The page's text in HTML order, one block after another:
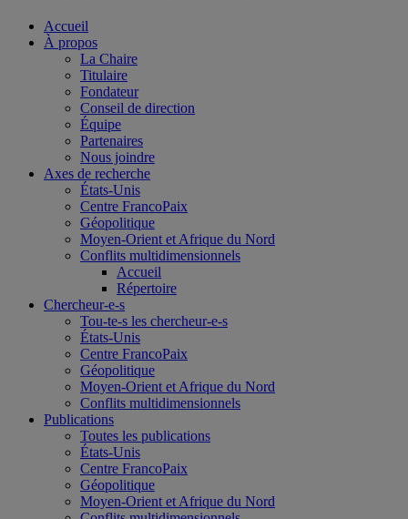
Accueil
À propos
La Chaire
Titulaire
Fondateur
Conseil de direction
Équipe
Partenaires
Nous joindre
Axes de recherche
États-Unis
Centre FrancoPaix
Géopolitique
Moyen-Orient et Afrique du Nord
Conflits multidimensionnels
Accueil
Répertoire
Chercheur-e-s
Tou-te-s les chercheur-e-s
États-Unis
Centre FrancoPaix
Géopolitique
Moyen-Orient et Afrique du Nord
Conflits multidimensionnels
Publications
Toutes les publications
États-Unis
Centre FrancoPaix
Géopolitique
Moyen-Orient et Afrique du Nord